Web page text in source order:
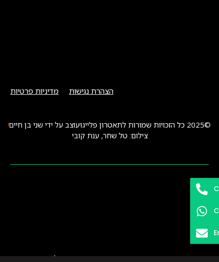
מדיניות פרטיות הצהרת נגישות
©2025 כל הזכויות שמורות לתאטרון פלייגו
עוצב על ידי שני בן חיים
צילום: טל שחר, ענת קובי
חברת בניית אתרים, קידום אתרים, שיווק דיגיטלי